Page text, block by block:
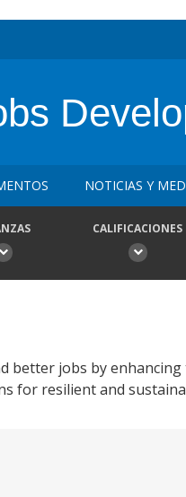
NOTICIAS Y
CALIFICACIONES
jobs by
for resilient and